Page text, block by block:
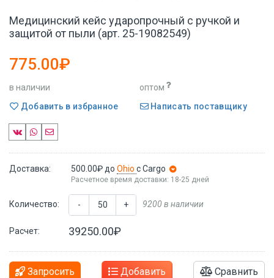
Медицинский кейс ударопрочный с ручкой и
защитой от пыли (арт. 25-19082549)
775.00₽
в наличии
оптом
Добавить в избранное
Написать поставщику
Доставка: 500.00₽ до Ohio с Cargo
Расчетное время доставки: 18-25 дней
Количество: - + 9200 в наличии
Расчет: 39250.00₽
Запросить Добавить Сравнить